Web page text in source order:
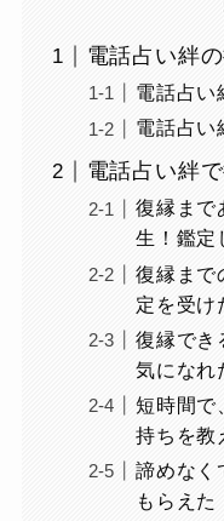
電話占い絆
電話占い
電話占い
電話占い絆
復縁まで
生！鑑定
復縁まで
定を受け
復縁でき
気になれ
短時間で
持ちを教
諦めなく
もらえた